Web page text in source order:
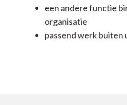
een andere functie
organisatie
passend werk buiten